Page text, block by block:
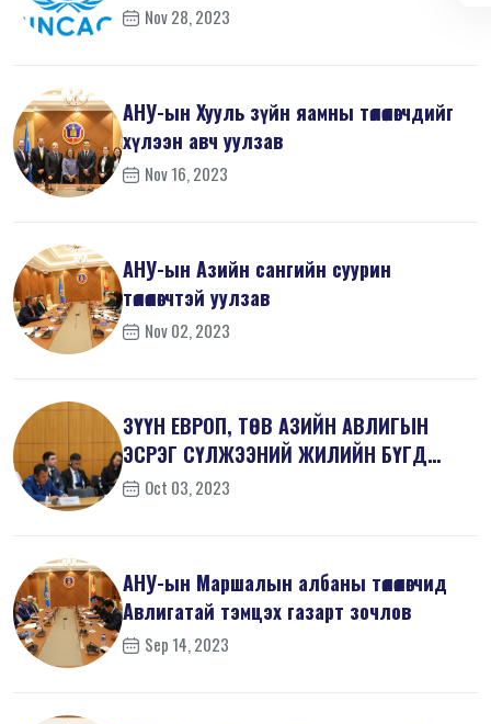
Nov 28, 2023
АНУ-ын Хууль зүйн яамны төлөөлөгчдийг
хүлээн авч уулзав
Nov 16, 2023
АНУ-ын Азийн сангийн суурин
төлөөлөгчтэй уулзав
Nov 02, 2023
ЗҮҮН ЕВРОП, ТӨВ АЗИЙН АВЛИГЫН
ЭСРЭГ СҮЛЖЭЭНИЙ ЖИЛИЙН БҮГД
ХУРАЛД ОРОЛЦ...
Oct 03, 2023
АНУ-ын Маршалын албаны төлөөлөгчид
Авлигатай тэмцэх газарт зочлов
Sep 14, 2023